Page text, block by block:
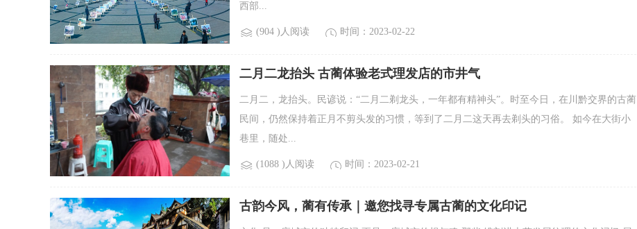
西部...
(904 )人阅读 时间：2023-02-22
二月二龙抬头 古蔺体验老式理发店的市井气
二月二，龙抬头。民谚说：“二月二剃龙头，一年都有精神头”。时至今日，在川黔交界的古蔺
民间，仍然保持着正月不剪头发的习惯，等到了二月二这天再去剃头的习俗。 如今在大街小
巷里，随处...
(1088 )人阅读 时间：2023-02-21
古韵今风，蔺有传承｜邀您找寻专属古蔺的文化印记